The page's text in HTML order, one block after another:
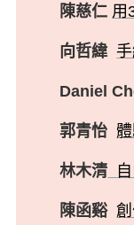
陳慈仁 用
向哲緯
Daniel
郭青怡
林木清
陳函谿